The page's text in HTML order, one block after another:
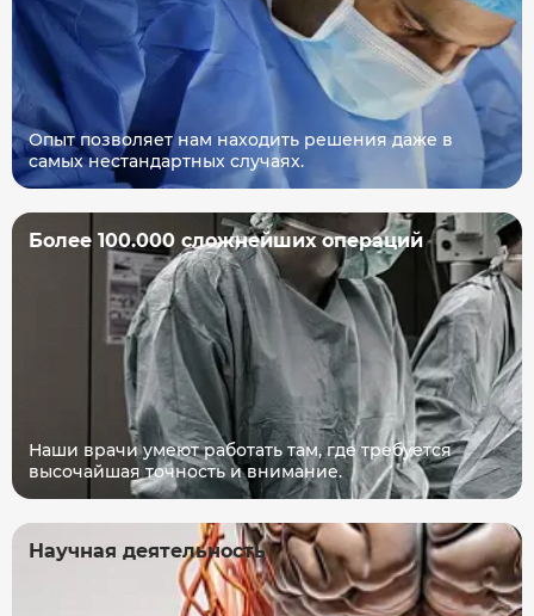
Опыт позволяет нам находить решения даже в
самых нестандартных случаях.
Более 100.000 сложнейших операций
Наши врачи умеют работать там, где требуется
высочайшая точность и внимание.
Научная деятельность